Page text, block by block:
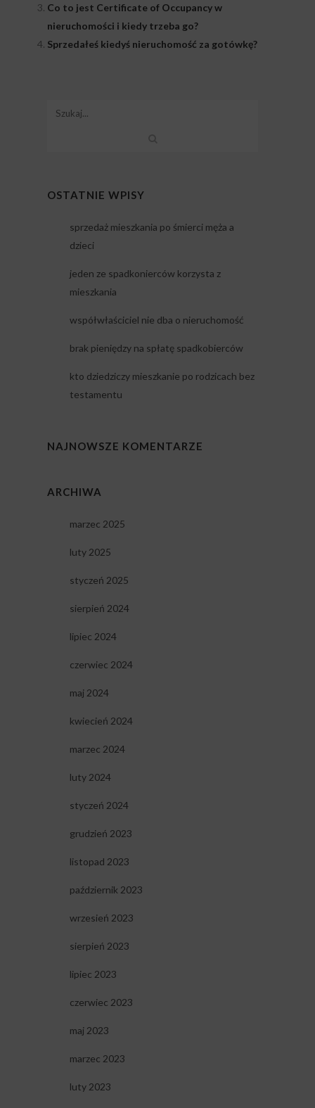
Co to jest Certificate of Occupancy w
nieruchomości i kiedy trzeba go?
Sprzedałeś kiedyś nieruchomość za gotówkę?
OSTATNIE WPISY
sprzedaż mieszkania po śmierci męża a
dzieci
jeden ze spadkonierców korzysta z
mieszkania
współwłaściciel nie dba o nieruchomość
brak pieniędzy na spłatę spadkobierców
kto dziedziczy mieszkanie po rodzicach bez
testamentu
NAJNOWSZE KOMENTARZE
ARCHIWA
marzec 2025
luty 2025
styczeń 2025
sierpień 2024
lipiec 2024
czerwiec 2024
maj 2024
kwiecień 2024
marzec 2024
luty 2024
styczeń 2024
grudzień 2023
listopad 2023
październik 2023
wrzesień 2023
sierpień 2023
lipiec 2023
czerwiec 2023
maj 2023
marzec 2023
luty 2023